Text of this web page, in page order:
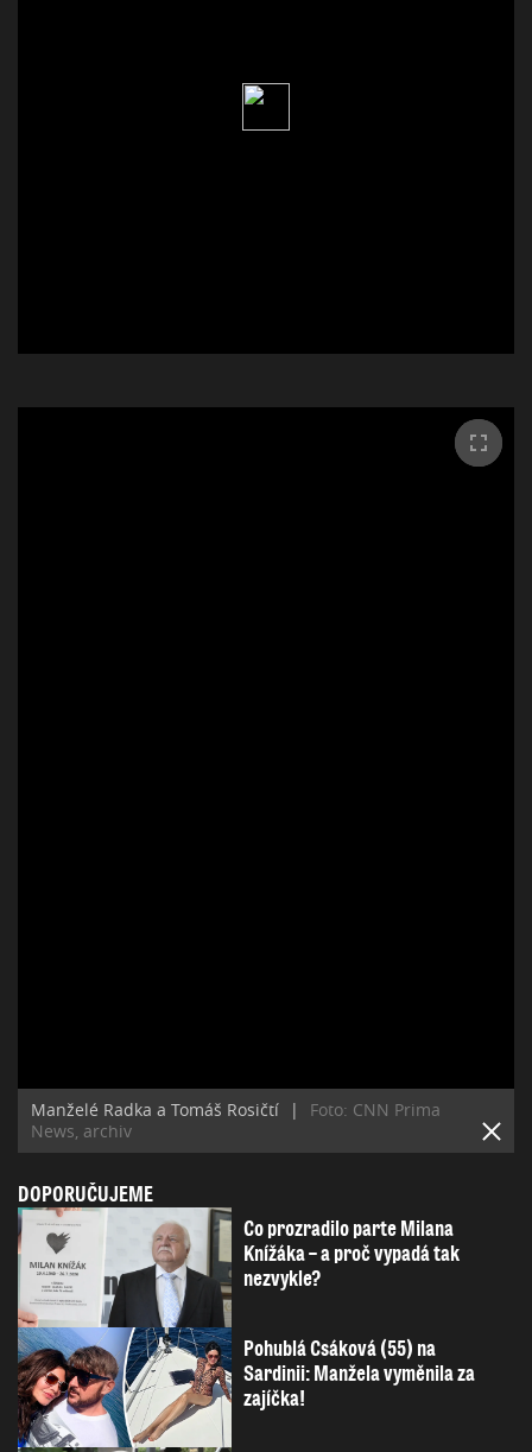
Manželé Radka a Tomáš Rosičtí |
Foto: CNN Prima
News, archiv
DOPORUČUJEME
Co prozradilo parte Milana
Knížáka – a proč vypadá tak
nezvykle?
Pohublá Csáková (55) na
Sardinii: Manžela vyměnila za
zajíčka!